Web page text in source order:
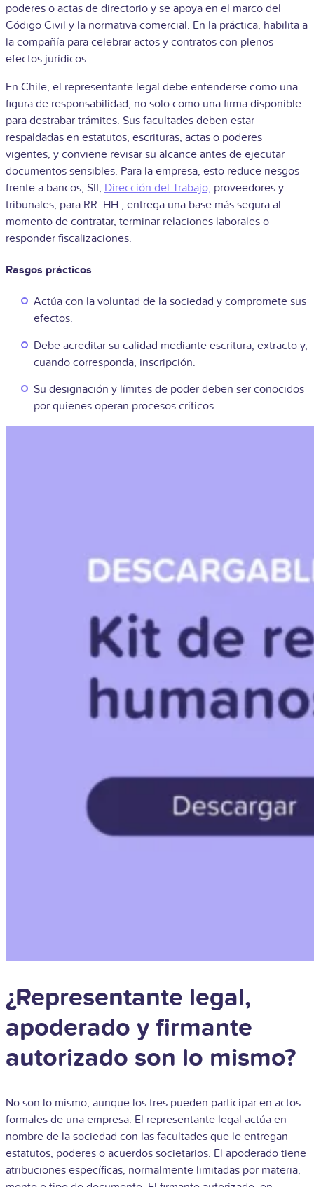
poderes o actas de directorio y se apoya en el marco del
Código Civil y la normativa comercial. En la práctica, habilita a
la compañía para celebrar actos y contratos con plenos
efectos jurídicos.
En Chile, el representante legal debe entenderse como una
figura de responsabilidad, no solo como una firma disponible
para destrabar trámites. Sus facultades deben estar
respaldadas en estatutos, escrituras, actas o poderes
vigentes, y conviene revisar su alcance antes de ejecutar
documentos sensibles. Para la empresa, esto reduce riesgos
frente a bancos, SII, Dirección del Trabajo, proveedores y
tribunales; para RR. HH., entrega una base más segura al
momento de contratar, terminar relaciones laborales o
responder fiscalizaciones.
Rasgos prácticos
Actúa con la voluntad de la sociedad y compromete sus
efectos.
Debe acreditar su calidad mediante escritura, extracto y,
cuando corresponda, inscripción.
Su designación y límites de poder deben ser conocidos
por quienes operan procesos críticos.
¿Representante legal,
apoderado y firmante
autorizado son lo mismo?
No son lo mismo, aunque los tres pueden participar en actos
formales de una empresa. El representante legal actúa en
nombre de la sociedad con las facultades que le entregan
estatutos, poderes o acuerdos societarios. El apoderado tiene
atribuciones específicas, normalmente limitadas por materia,